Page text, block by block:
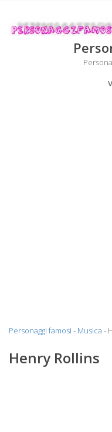
Personaggi famosi - Musica -
Henry Rollins